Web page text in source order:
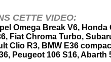
CETTE VIDEO:
Omega Break V6,
Fiat Chroma Turbo,
Clio R3, BMW E36
Peugeot 106 S16,